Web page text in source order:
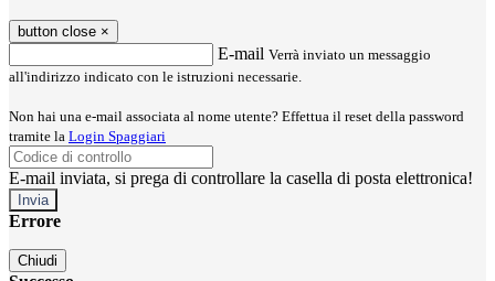
button close ×
E-mail Verrà inviato un messaggio
all'indirizzo indicato con le istruzioni necessarie.
Non hai una e-mail associata al nome utente? Effettua il reset della password
tramite la Login Spaggiari
E-mail inviata, si prega di controllare la casella di posta elettronica!
Errore
Chiudi